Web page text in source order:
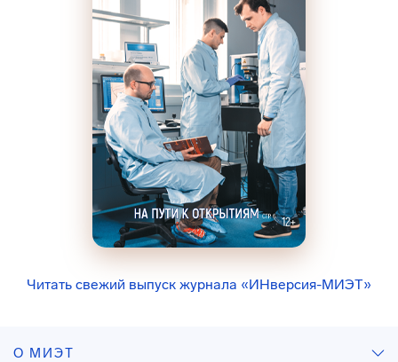
Читать свежий выпуск журнала «ИНверсия-МИЭТ»
О МИЭТ